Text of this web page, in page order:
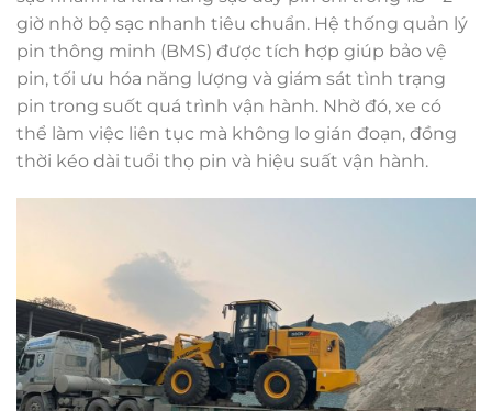
giờ nhờ bộ sạc nhanh tiêu chuẩn. Hệ thống quản lý
pin thông minh (BMS) được tích hợp giúp bảo vệ
pin, tối ưu hóa năng lượng và giám sát tình trạng
pin trong suốt quá trình vận hành. Nhờ đó, xe có
thể làm việc liên tục mà không lo gián đoạn, đồng
thời kéo dài tuổi thọ pin và hiệu suất vận hành.